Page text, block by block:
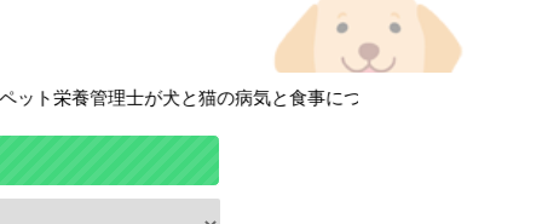
栄養管理士が犬と猫の病気と食事について徹底解説しています！